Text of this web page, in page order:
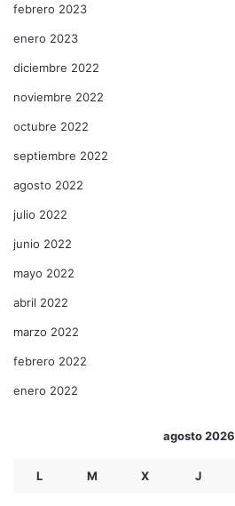
febrero 2023
enero 2023
diciembre 2022
noviembre 2022
octubre 2022
septiembre 2022
agosto 2022
julio 2022
junio 2022
mayo 2022
abril 2022
marzo 2022
febrero 2022
enero 2022
agosto 2026
L M X J